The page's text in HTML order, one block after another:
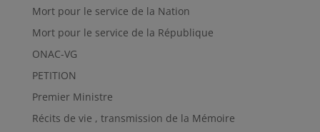
Mort pour le service de la Nation
Mort pour le service de la République
ONAC-VG
PETITION
Premier Ministre
Récits de vie , transmission de la Mémoire